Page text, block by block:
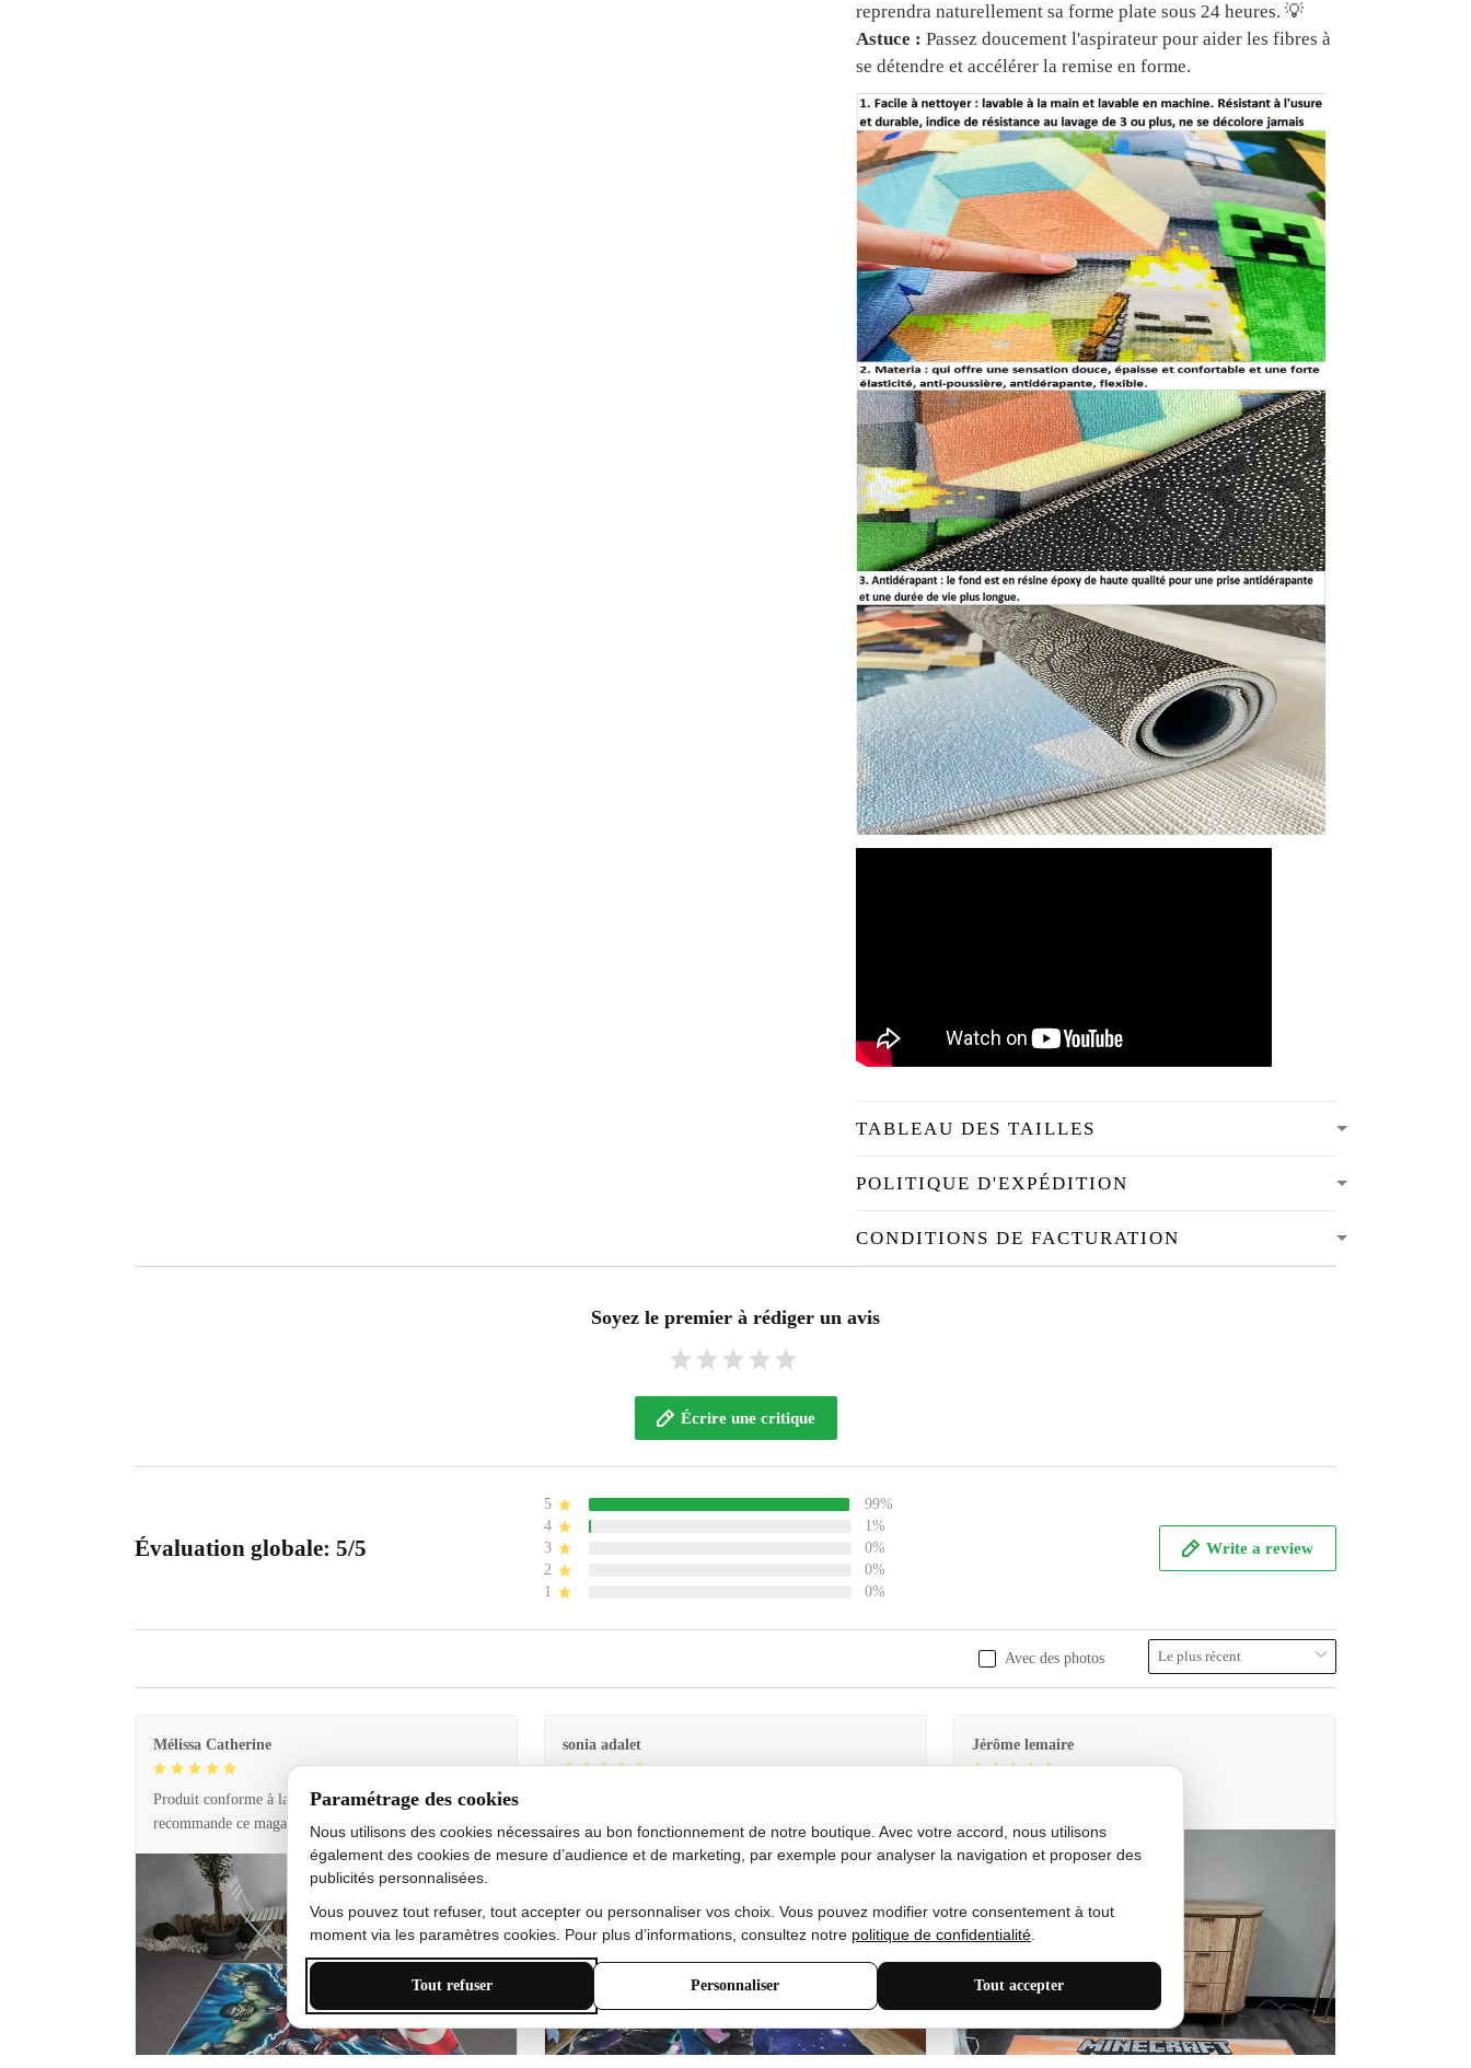
reprendra naturellement sa forme plate sous 24 heures. 💡
Astuce : Passez doucement l'aspirateur pour aider les fibres à
se détendre et accélérer la remise en forme.
TABLEAU DES TAILLES
POLITIQUE D'EXPÉDITION
CONDITIONS DE FACTURATION
Soyez le premier à rédiger un avis
Écrire une critique
Évaluation globale: 5/5
5
99%
4
1%
3
0%
2
0%
1
0%
Write a review
Avec des photos
Mélissa Catherine
Produit conforme à la description et livraison rapide. Je
recommande ce magasin !
sonia adalet
bon état doux
Jérôme lemaire
Paramétrage des cookies
Nous utilisons des cookies nécessaires au bon fonctionnement de notre boutique. Avec votre accord, nous utilisons
également des cookies de mesure d’audience et de marketing, par exemple pour analyser la navigation et proposer des
publicités personnalisées.
Vous pouvez tout refuser, tout accepter ou personnaliser vos choix. Vous pouvez modifier votre consentement à tout
moment via les paramètres cookies. Pour plus d’informations, consultez notre politique de confidentialité
Tout refuser Personnaliser Tout accepter